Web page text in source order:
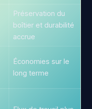
Préservation du
boîtier et durabilité
accrue
Économies sur le
long terme